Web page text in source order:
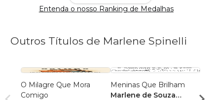
Entenda o nosso Ranking de Medalhas
Outros Títulos de Marlene Spinelli
O Milagre Que Mora
Comigo
Meninas Que Brilham
Marlene de Souza
Sem